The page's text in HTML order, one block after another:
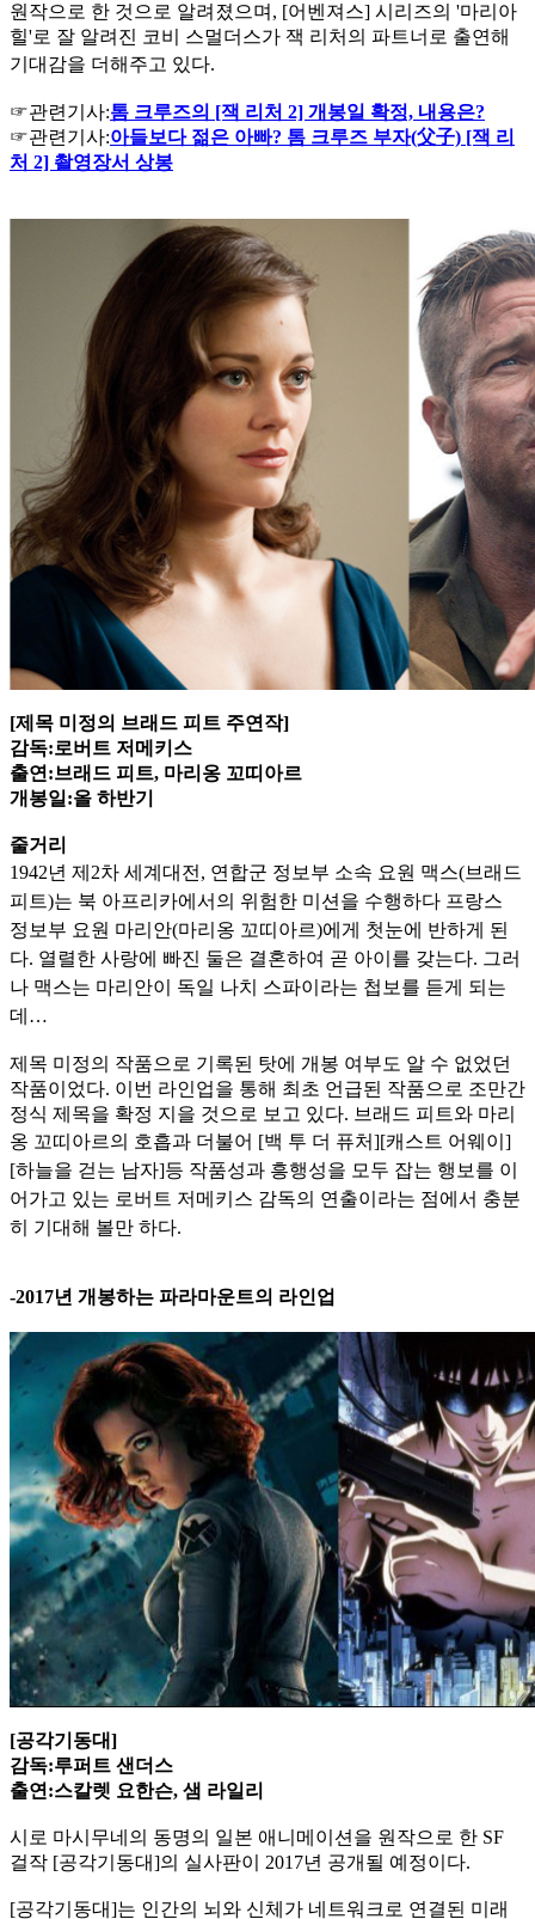
원작으로 한 것으로 알려졌으며, [어벤져스] 시리즈의 '마리아
힐'로 잘 알려진 코비 스멀더스가 잭 리처의 파트너로 출연해
기대감을 더해주고 있다.
☞관련기사:톰 크루즈의 [잭 리처 2] 개봉일 확정, 내용은?
☞관련기사:아들보다 젊은 아빠? 톰 크루즈 부자(父子) [잭 리
처 2] 촬영장서 상봉
[제목 미정의 브래드 피트 주연작]
감독:로버트 저메키스
출연:브래드 피트, 마리옹 꼬띠아르
개봉일:올 하반기
줄거리
1942년 제2차 세계대전, 연합군 정보부 소속 요원 맥스(브래드
피트)는 북 아프리카에서의 위험한 미션을 수행하다 프랑스
정보부 요원 마리안(마리옹 꼬띠아르)에게 첫눈에 반하게 된
다. 열렬한 사랑에 빠진 둘은 결혼하여 곧 아이를 갖는다. 그러
나 맥스는 마리안이 독일 나치 스파이라는 첩보를 듣게 되는
데…
제목 미정의 작품으로 기록된 탓에 개봉 여부도 알 수 없었던
작품이었다. 이번 라인업을 통해 최초 언급된 작품으로 조만간
정식 제목을 확정 지을 것으로 보고 있다. 브래드 피트와 마리
옹 꼬띠아르의 호흡과 더불어 [백 투 더 퓨처][캐스트 어웨이]
[하늘을 걷는 남자]등 작품성과 흥행성을 모두 잡는 행보를 이
어가고 있는 로버트 저메키스 감독의 연출이라는 점에서 충분
히 기대해 볼만 하다.
-2017년 개봉하는 파라마운트의 라인업
[공각기동대]
감독:루퍼트 샌더스
출연:스칼렛 요한슨, 샘 라일리
시로 마시무네의 동명의 일본 애니메이션을 원작으로 한 SF
걸작 [공각기동대]의 실사판이 2017년 공개될 예정이다.
[공각기동대]는 인간의 뇌와 신체가 네트워크로 연결된 미래